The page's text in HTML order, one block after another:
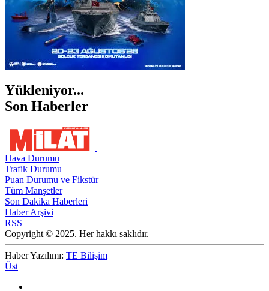
Yükleniyor...
Son Haberler
Hava Durumu
Trafik Durumu
Puan Durumu ve Fikstür
Tüm Manşetler
Son Dakika Haberleri
Haber Arşivi
RSS
Copyright © 2025. Her hakkı saklıdır.
Haber Yazılımı: TE Bilişim
Üst